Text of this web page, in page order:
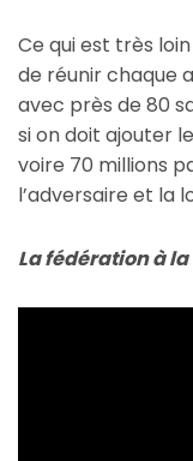
Ce qui est très
de réunir chaque
avec près de 80
si on doit ajouter
voire 70 millions
l’adversaire et la
La fédération à